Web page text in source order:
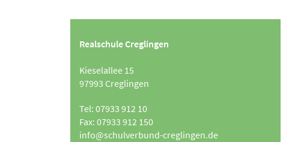
Realschule Creglingen
Kieselallee 15
97993 Creglingen
Tel: 07933 912 10
Fax: 07933 912 150
info@schulverbund-creglingen.de